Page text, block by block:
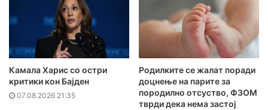
Камала Харис со остри
критики кон Бајден
07.08.2026 21:35
Родилките се жалат поради
доцнење на парите за
породилно отсуство, ФЗОМ
тврди дека нема застој